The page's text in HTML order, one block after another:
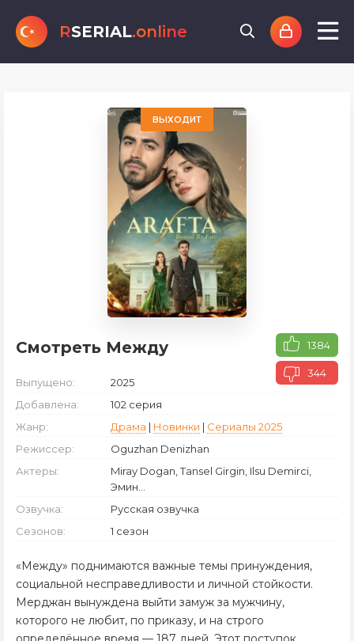
RSERIAL.online
ВЫХОДИТ
Смотреть Между 1384
344
Выпущено:
2025
Добавлена:
102 серия
Жанр:
Драма | Новинки | Сериалы 2025
Режиссер:
Oguzhan Denizhan
Актеры:
Miray Dogan, Tansel Girgin, Ilsu Demirci,
Эмин...
Озвучка:
Русская озвучка
Сезонов:
1 сезон
«Между» поднимаются важные темы принуждения,
социальной несправедливости и личной стойкости.
Мерджан вынуждена выйти замуж за мужчину,
которого не любит, по приказу, и на строго